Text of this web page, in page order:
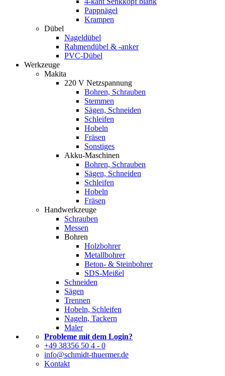
Pappnägel
Krampen
Dübel
Nageldübel
Rahmendübel & -anker
PVC-Dübel
Werkzeuge
Makita
220 V Netzspannung
Bohren, Schrauben
Stemmen
Sägen, Schneiden
Schleifen
Hobeln
Fräsen
Sonstiges
Akku-Maschinen
Bohren, Schrauben
Sägen, Schneiden
Schleifen
Hobeln
Fräsen
Handwerkzeuge
Schrauben
Messen
Bohren
Holzbohrer
Metallbohrer
Beton- & Steinbohrer
SDS-Meißel
Schneiden
Sägen
Trennen
Hobeln, Schleifen
Nageln, Tackern
Maler
Probleme mit dem Login?
+49 38356 50 4 - 0
info@schmidt-thuermer.de
Kontakt